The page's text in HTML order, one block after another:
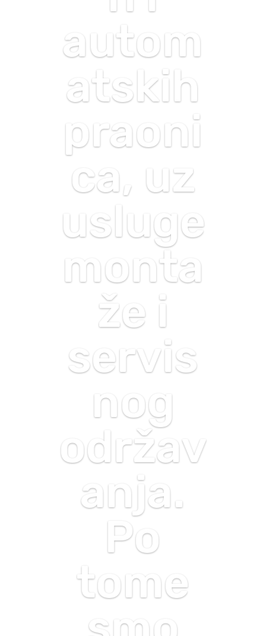
autom
atskih
praoni
ca, uz
usluge
monta
že i
servis
nog
održav
anja.
Po
tome